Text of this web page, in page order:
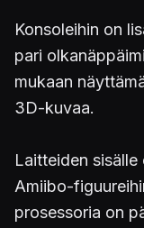
Konsoleihin on
pari
mukaan
3D-kuvaa.
Laitteiden
Amiibo-
prosessoria on